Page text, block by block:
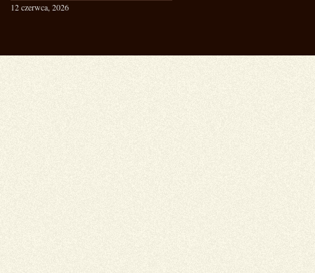
12 czerwca, 2026